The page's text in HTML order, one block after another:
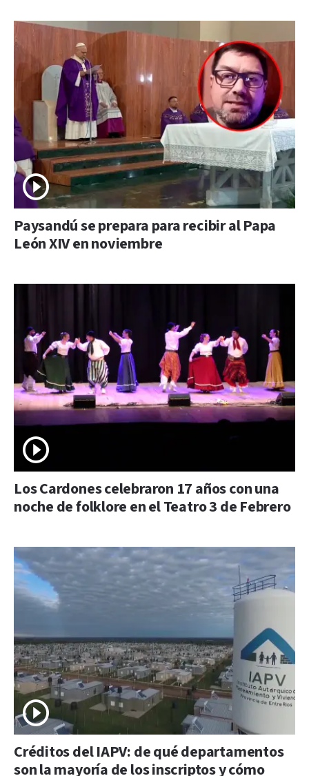
Paysandú se prepara para recibir al Papa
León XIV en noviembre
Los Cardones celebraron 17 años con una
noche de folklore en el Teatro 3 de Febrero
Créditos del IAPV: de qué departamentos
son la mayoría de los inscriptos y cómo